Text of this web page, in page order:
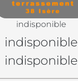
indisponible
indisponible
indisponible